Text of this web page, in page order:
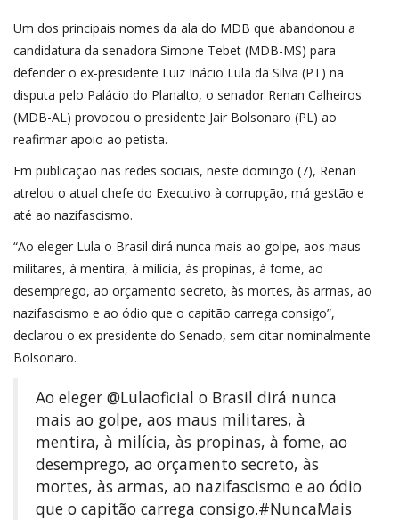
Um dos principais nomes da ala do MDB que abandonou a
candidatura da senadora Simone Tebet (MDB-MS) para
defender o ex-presidente Luiz Inácio Lula da Silva (PT) na
disputa pelo Palácio do Planalto, o senador Renan Calheiros
(MDB-AL) provocou o presidente Jair Bolsonaro (PL) ao
reafirmar apoio ao petista.
Em publicação nas redes sociais, neste domingo (7), Renan
atrelou o atual chefe do Executivo à corrupção, má gestão e
até ao nazifascismo.
“Ao eleger Lula o Brasil dirá nunca mais ao golpe, aos maus
militares, à mentira, à milícia, às propinas, à fome, ao
desemprego, ao orçamento secreto, às mortes, às armas, ao
nazifascismo e ao ódio que o capitão carrega consigo”,
declarou o ex-presidente do Senado, sem citar nominalmente
Bolsonaro.
Ao eleger @Lulaoficial o Brasil dirá nunca
mais ao golpe, aos maus militares, à
mentira, à milícia, às propinas, à fome, ao
desemprego, ao orçamento secreto, às
mortes, às armas, ao nazifascismo e ao ódio
que o capitão carrega consigo.#NuncaMais